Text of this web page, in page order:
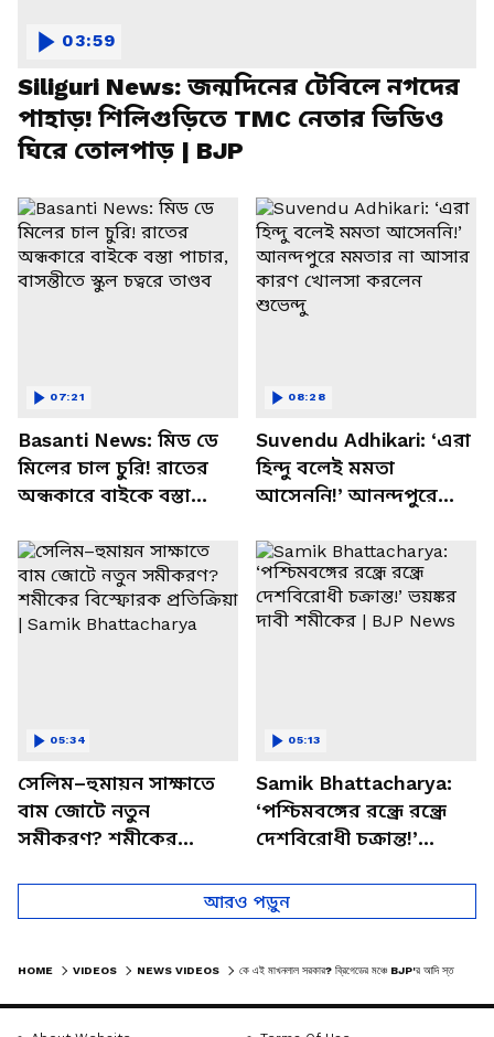
Siliguri News: জন্মদিনের টেবিলে নগদের
পাহাড়! শিলিগুড়িতে TMC নেতার ভিডিও
ঘিরে তোলপাড় | BJP
03:59
Basanti News: মিড ডে
মিলের চাল চুরি! রাতের
অন্ধকারে বাইকে বস্তা
চত্বরে তাণ্ডব
07:21
Suvendu Adhikari: ‘এরা
হিন্দু বলেই মমতা
আসেননি!’ আনন্দপুরে
খোলসা করলেন শুভেন্দু
08:28
সেলিম–হুমায়ন সাক্ষাতে
বাম জোটে নতুন
সমীকরণ? শমীকের
Samik Bhattacharya
05:34
Samik Bhattacharya:
‘পশ্চিমবঙ্গের রন্ধ্রে রন্ধ্রে
দেশবিরোধী চক্রান্ত!’
BJP News
05:13
আরও পড়ুন
HOME VIDEOS NEWS VIDEOS কে এই মাখনলাল সরকার? ব্রিগেডের মঞ্চে BJP'র আদি স্তম্ভকে মোদীর কুর্নিশ! | MAKHANLAL SARKAR | SUVENDU